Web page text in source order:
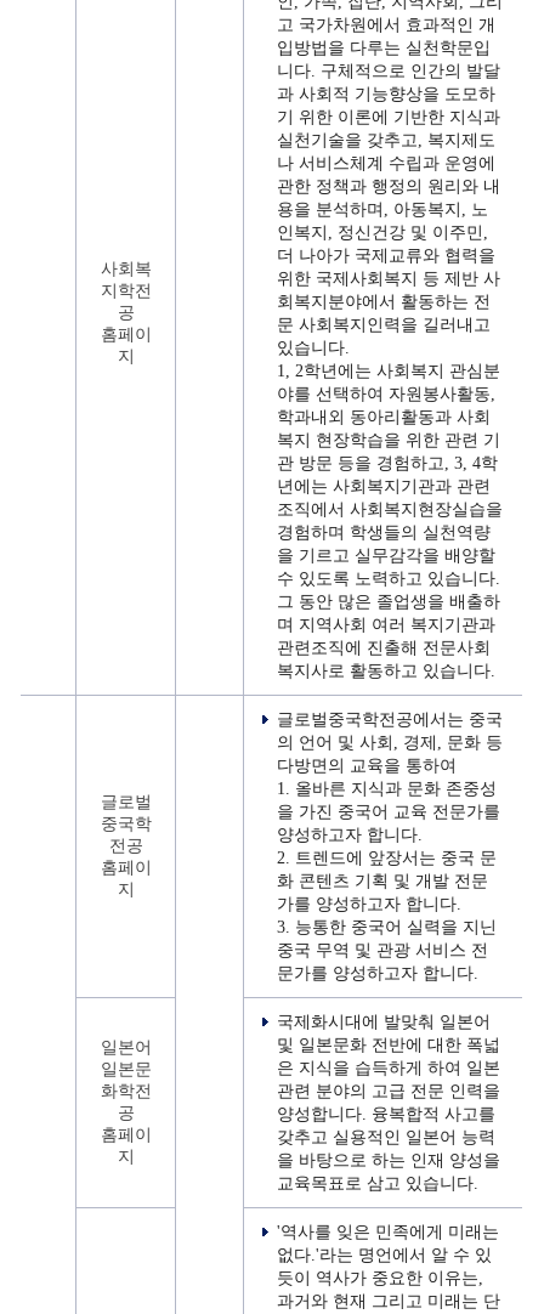
사회복
지학전
공
홈페이
지
고 국가차원에서 효과적인 개
입방법을 다루는 실천학문입
니다. 구체적으로 인간의 발달
과 사회적 기능향상을 도모하
기 위한 이론에 기반한 지식과
실천기술을 갖추고, 복지제도
나 서비스체계 수립과 운영에
관한 정책과 행정의 원리와 내
용을 분석하며, 아동복지, 노
인복지, 정신건강 및 이주민,
더 나아가 국제교류와 협력을
위한 국제사회복지 등 제반 사
회복지분야에서 활동하는 전
문 사회복지인력을 길러내고
있습니다.
1, 2학년에는 사회복지 관심분
야를 선택하여 자원봉사활동,
학과내외 동아리활동과 사회
복지 현장학습을 위한 관련 기
관 방문 등을 경험하고, 3, 4학
년에는 사회복지기관과 관련
조직에서 사회복지현장실습을
경험하며 학생들의 실천역량
을 기르고 실무감각을 배양할
수 있도록 노력하고 있습니다.
그 동안 많은 졸업생을 배출하
며 지역사회 여러 복지기관과
관련조직에 진출해 전문사회
복지사로 활동하고 있습니다.
글로벌
중국학
전공
홈페이
지
글로벌중국학전공에서는 중국
의 언어 및 사회, 경제, 문화 등
다방면의 교육을 통하여
1. 올바른 지식과 문화 존중성
을 가진 중국어 교육 전문가를
양성하고자 합니다.
2. 트렌드에 앞장서는 중국 문
화 콘텐츠 기획 및 개발 전문
가를 양성하고자 합니다.
3. 능통한 중국어 실력을 지닌
중국 무역 및 관광 서비스 전
문가를 양성하고자 합니다.
일본어
일본문
화학전
공
홈페이
지
국제화시대에 발맞춰 일본어
및 일본문화 전반에 대한 폭넓
은 지식을 습득하게 하여 일본
관련 분야의 고급 전문 인력을
양성합니다. 융복합적 사고를
갖추고 실용적인 일본어 능력
을 바탕으로 하는 인재 양성을
교육목표로 삼고 있습니다.
'역사를 잊은 민족에게 미래는
없다.'라는 명언에서 알 수 있
듯이 역사가 중요한 이유는,
과거와 현재 그리고 미래는 단